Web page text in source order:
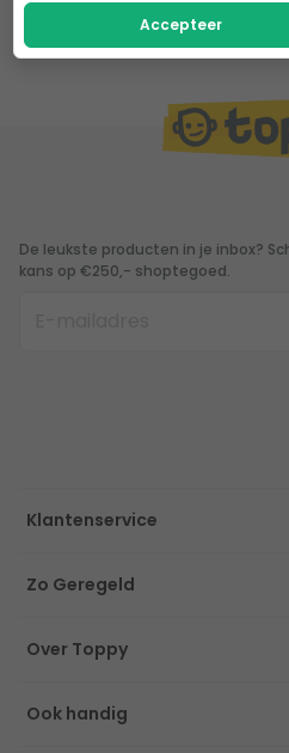
De leukste producten in je inbox?
kans op €250,- shoptegoed.
Klantenservice
Zo Geregeld
Over Toppy
Ook handig
Accepteer